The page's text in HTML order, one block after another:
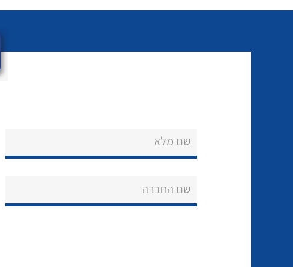
שם מלא
שם החברה